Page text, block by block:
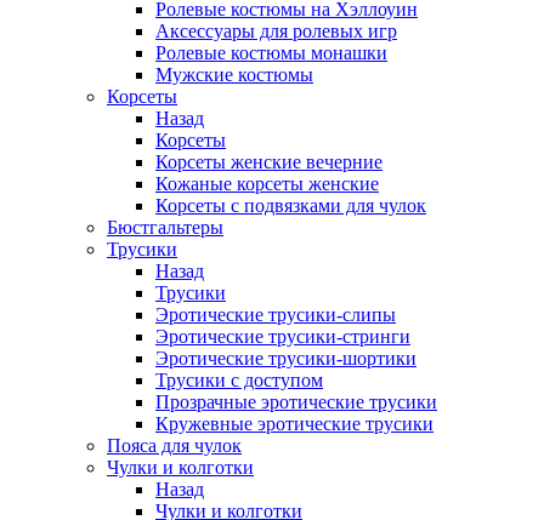
Ролевые костюмы на Хэллоуин
Аксессуары для ролевых игр
Ролевые костюмы монашки
Мужские костюмы
Корсеты
Назад
Корсеты
Корсеты женские вечерние
Кожаные корсеты женские
Корсеты с подвязками для чулок
Бюстгальтеры
Трусики
Назад
Трусики
Эротические трусики-слипы
Эротические трусики-стринги
Эротические трусики-шортики
Трусики с доступом
Прозрачные эротические трусики
Кружевные эротические трусики
Пояса для чулок
Чулки и колготки
Назад
Чулки и колготки